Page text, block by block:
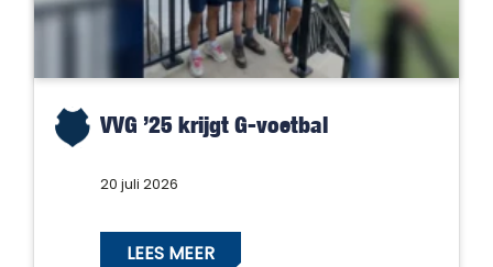
VVG ’25 krijgt G-voetbal
20 juli 2026
LEES MEER